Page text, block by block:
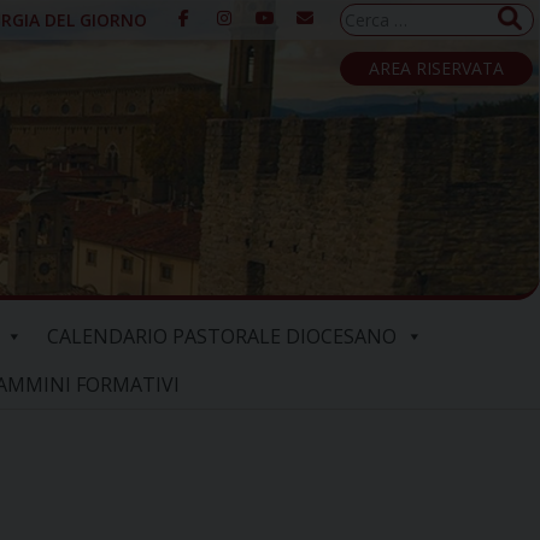
DEL GIORNO
Ricerca
per:
AREA RISERVATA
CALENDARIO PASTORALE DIOCESANO
FORMATIVI